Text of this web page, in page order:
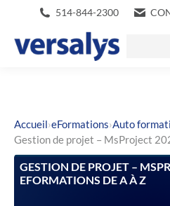
514-844-2300
Accueil›eFormations›Auto
Gestion de projet – MsProject
GESTION DE PROJET –
EFORMATIONS DE A À Z